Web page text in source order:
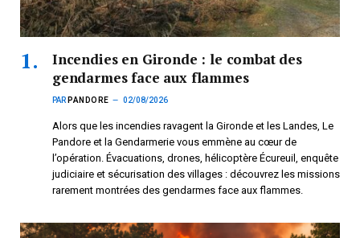
Incendies en Gironde : le combat des
gendarmes face aux flammes
PAR PANDORE 02/08/2026
Alors que les incendies ravagent la Gironde et les Landes, Le
Pandore et la Gendarmerie vous emmène au cœur de
l’opération. Évacuations, drones, hélicoptère Écureuil, enquête
judiciaire et sécurisation des villages : découvrez les missions
rarement montrées des gendarmes face aux flammes.